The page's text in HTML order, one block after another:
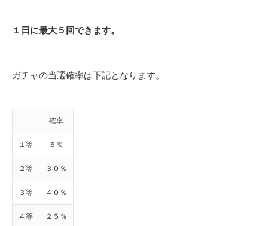
１日に最大５回できます。
ガチャの当選確率は下記となります。
確率
１等 ５％
２等 ３０％
３等 ４０％
４等 ２５％